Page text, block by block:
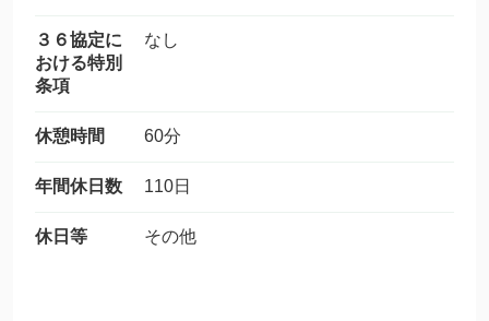
３６協定に
おける特別
条項
なし
休憩時間 60分
年間休日数 110日
休日等 その他